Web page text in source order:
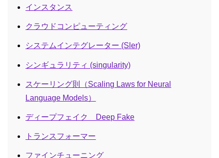
インスタンス
クラウドコンピューティング
システムインテグレーター (Sler)
シンギュラリティ (singularity)
スケーリング則（Scaling Laws for Neural
Language Models）
ディープフェイク Deep Fake
トランスフォーマー
ファインチューニング